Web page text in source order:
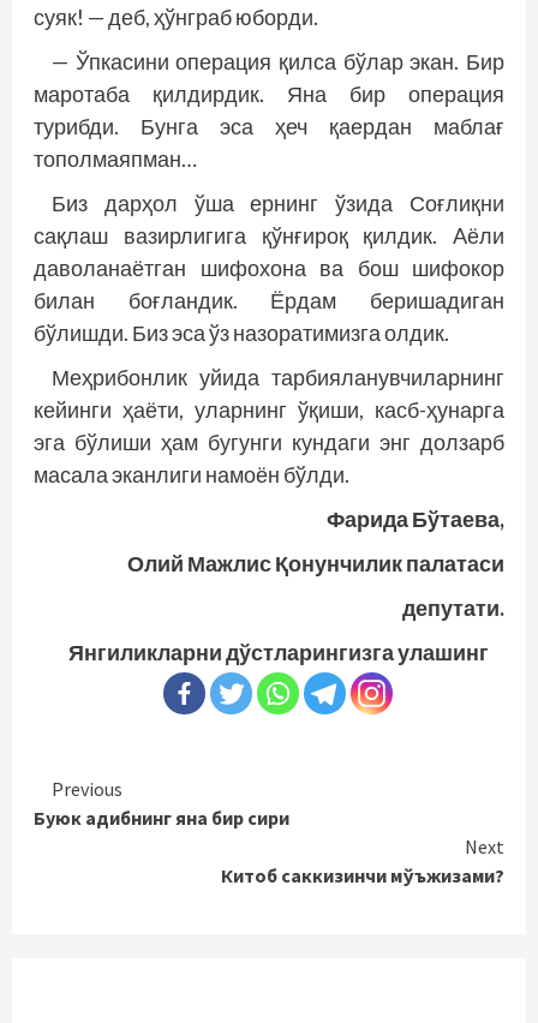
суяк! — деб, ҳўнграб юборди.
— Ўпкасини операция қилса бўлар экан. Бир
маротаба қилдирдик. Яна бир операция
турибди. Бунга эса ҳеч қаердан маблағ
тополмаяпман…
Биз дарҳол ўша ернинг ўзида Соғлиқни
сақлаш вазирлигига қўнғироқ қилдик. Aёли
даволанаётган шифохона ва бош шифокор
билан боғландик. Ёрдам беришадиган
бўлишди. Биз эса ўз назоратимизга олдик.
Меҳрибонлик уйида тарбияланувчиларнинг
кейинги ҳаёти, уларнинг ўқиши, касб-ҳунарга
эга бўлиши ҳам бугунги кундаги энг долзарб
масала эканлиги намоён бўлди.
Фарида Бўтаева,
Олий Мажлис Қонунчилик палатаси
депутати.
Янгиликларни дўстларингизга улашинг
Continue
Reading
Previous
Буюк адибнинг яна бир сири
Next
Китоб саккизинчи мўъжизами?